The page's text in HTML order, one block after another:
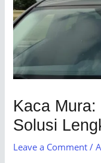
Kaca
Solusi
Leave a Comment /